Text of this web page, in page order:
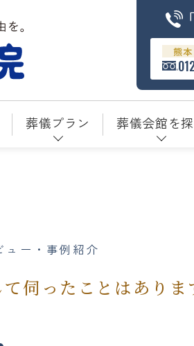
選べる自由を。玉泉院 熊本
葬儀プラン 葬儀会館を
ュー・事例紹介
伺ったことはありま